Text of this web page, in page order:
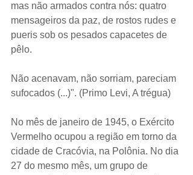
mas não armados contra nós: quatro
mensageiros da paz, de rostos rudes e
pueris sob os pesados capacetes de
pêlo.
Não acenavam, não sorriam, pareciam
sufocados (...)". (Primo Levi, A trégua)
No mês de janeiro de 1945, o Exército
Vermelho ocupou a região em torno da
cidade de Cracóvia, na Polônia. No dia
27 do mesmo mês, um grupo de